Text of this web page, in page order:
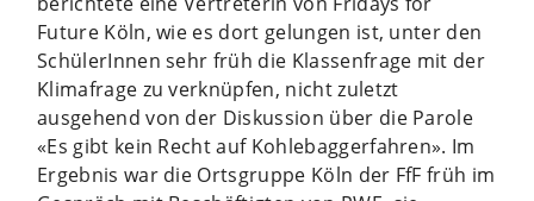
Future Köln, wie es dort gelungen ist, unter den
SchülerInnen sehr früh die Klassenfrage mit der
Klimafrage zu verknüpfen, nicht zuletzt
ausgehend von der Diskussion über die Parole
«Es gibt kein Recht auf Kohlebaggerfahren». Im
Ergebnis war die Ortsgruppe Köln der FfF früh im